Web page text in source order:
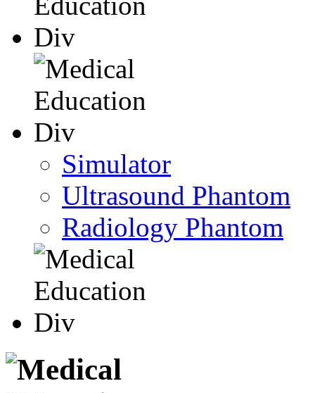
Simulator
Ultrasound Phantom
Radiology Phantom